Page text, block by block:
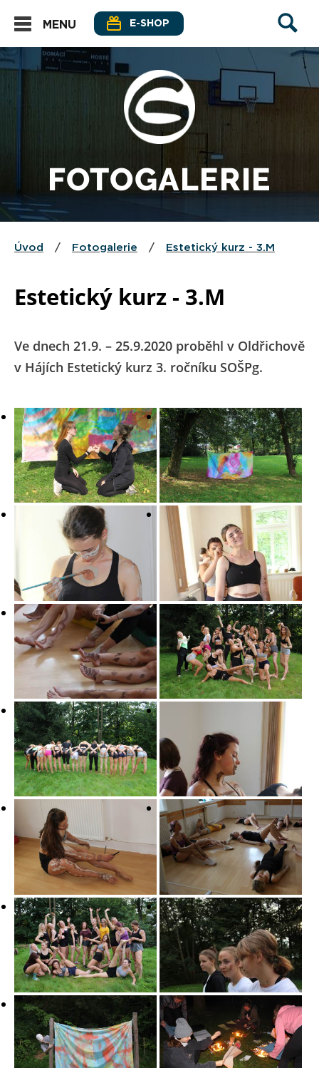
MENU E-SHOP
FOTOGALERIE
Úvod / Fotogalerie / Estetický kurz - 3.M
Estetický kurz - 3.M
Ve dnech 21.9. – 25.9.2020 proběhl v Oldřichově
v Hájích Estetický kurz 3. ročníku SOŠPg.